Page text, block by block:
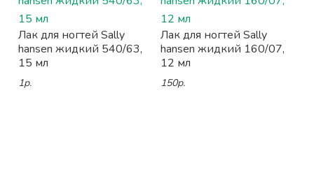
Лак для ногтей Sally
hansen жидкий 540/63,
15 мл
1р.
Лак для ногтей Sally
hansen жидкий 160/07,
12 мл
150р.